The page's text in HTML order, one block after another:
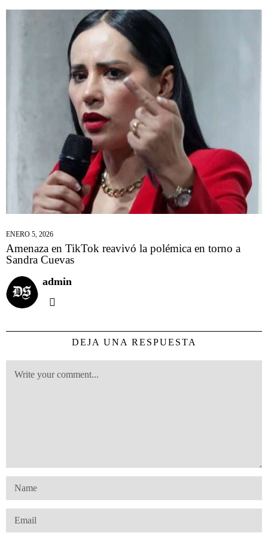
ENERO 5, 2026
Amenaza en TikTok reavivó la polémica en torno a
Sandra Cuevas
admin
DEJA UNA RESPUESTA